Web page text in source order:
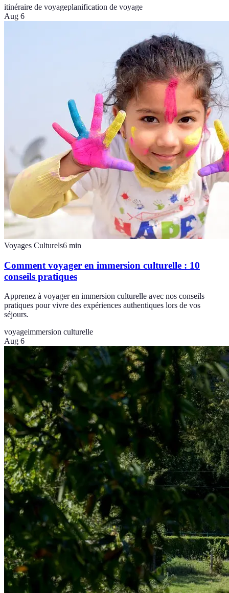
itinéraire de voyageplanification de voyage
Aug 6
Voyages Culturels6 min
Comment voyager en immersion culturelle : 10
conseils pratiques
Apprenez à voyager en immersion culturelle avec nos conseils
pratiques pour vivre des expériences authentiques lors de vos
séjours.
voyageimmersion culturelle
Aug 6